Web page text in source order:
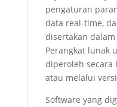
pengaturan
data real-time,
disertakan dalam
Perangkat lunak
diperoleh secara
atau melalui
Software yang